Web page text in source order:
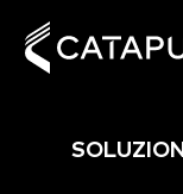
SOLUZIONI